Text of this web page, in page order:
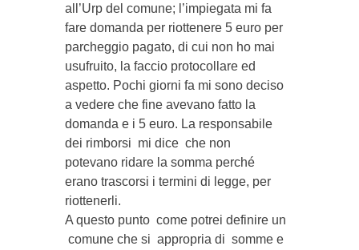
all’Urp del comune; l’impiegata mi fa
fare domanda per riottenere 5 euro per
parcheggio pagato, di cui non ho mai
usufruito, la faccio protocollare ed
aspetto. Pochi giorni fa mi sono deciso
a vedere che fine avevano fatto la
domanda e i 5 euro. La responsabile
dei rimborsi mi dice che non
potevano ridare la somma perché
erano trascorsi i termini di legge, per
riottenerli.
A questo punto come potrei definire un
comune che si appropria di somme e